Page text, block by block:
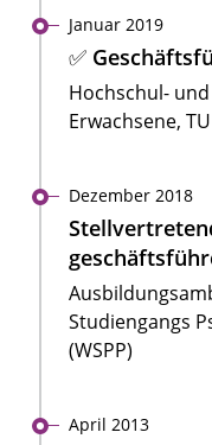
Januar 2019
✅
Hochschul-
Erwachsene,
Dezember 2018
Studiengangs
(WSPP)
April 2013